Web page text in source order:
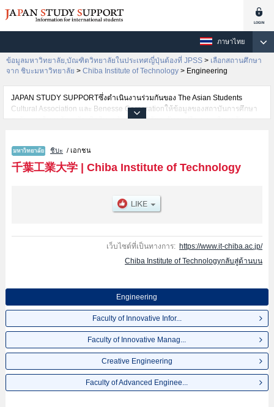
ภาษาไทย
ข้อมูลมหาวิทยาลัย,บัณฑิตวิทยาลัยในประเทศญี่ปุ่นต้องที่ JPSS > เลือกสถานศึกษา
จาก ชิบะมหาวิทยาลัย > Chiba Institute of Technology > Engineering
JAPAN STUDY SUPPORTซึ่งดำเนินงานร่วมกันของ The Asian Students
Cultural Association และ Benesse Corporationให้ข้อมูลของสถาบันการศึกษา
ระดับมหาวิทยาลัย・บัณฑิตวิทยาลัย・วิทยาลัยระดับอนุปริญญา・วิทยาลัย
นักศึกษาต่างชาติเช่นข้อมูลของแต่ละคณะ,ข้อมูลการสอบคัดเลือกเข้าศึกษาเช่น
จำนวนคนที่รับสมัครหรือจำนวนคนที่ผ่านการสอบคัดเลือกเป็นต้น,แนะนำสถาน
ที่,การเดินทางเป็นต้นไว้ด้วยดังนั้นขอเชิญใช้บริการค้นหาข้อมูลตามอัธยาศัย
ชิบะ / เอกชน
千葉工業大学| Chiba Institute of Technology
เว็บไซต์ที่เป็นทางการ: https://www.it-chiba.ac.jp/
Chiba Institute of Technologyกลับสู่ด้านบน
Engineering
Faculty of Innovative Infor...
Faculty of Innovative Manag...
Creative Engineering
Faculty of Advanced Enginee...